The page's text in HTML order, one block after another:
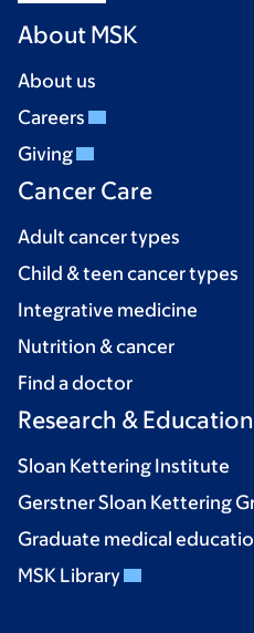
About MSK
About us
Careers
Giving
Cancer Care
Adult cancer types
Child & teen cancer types
Integrative medicine
Nutrition & cancer
Find a doctor
Research & Education
Sloan Kettering Institute
Gerstner Sloan Kettering
Graduate medical
MSK Library